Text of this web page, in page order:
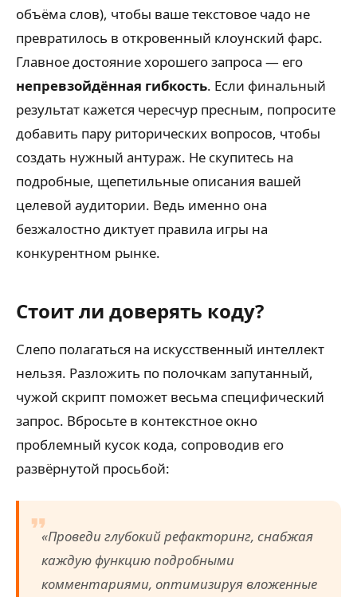
объёма слов), чтобы ваше текстовое чадо не
превратилось в откровенный клоунский фарс.
Главное достояние хорошего запроса — его
непревзойдённая гибкость. Если финальный
результат кажется чересчур пресным, попросите
добавить пару риторических вопросов, чтобы
создать нужный антураж. Не скупитесь на
подробные, щепетильные описания вашей
целевой аудитории. Ведь именно она
безжалостно диктует правила игры на
конкурентном рынке.
Стоит ли доверять коду?
Слепо полагаться на искусственный интеллект
нельзя. Разложить по полочкам запутанный,
чужой скрипт поможет весьма специфический
запрос. Вбросьте в контекстное окно
проблемный кусок кода, сопроводив его
развёрнутой просьбой:
«Проведи глубокий рефакторинг, снабжая
каждую функцию подробными
комментариями, оптимизируя вложенные